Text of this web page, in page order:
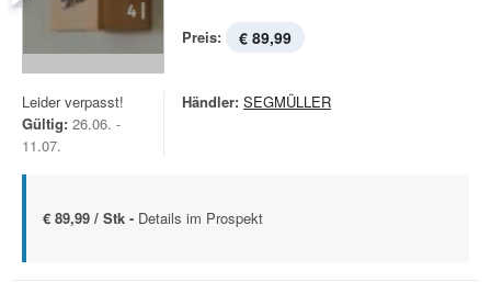
Preis: € 89,99
Leider verpasst!
Gültig: 26.06. -
11.07.
Händler: SEGMÜLLER
€ 89,99 / Stk - Details im Prospekt